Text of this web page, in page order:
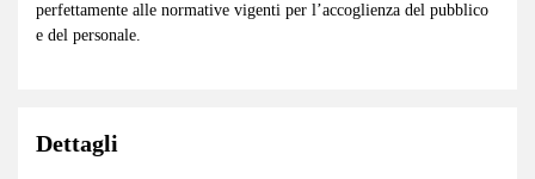
perfettamente alle normative vigenti per l’accoglienza del pubblico
e del personale.
Dettagli